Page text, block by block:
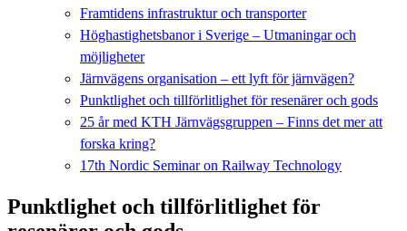
Framtidens infrastruktur och transporter
Höghastighetsbanor i Sverige – Utmaningar och
möjligheter
Järnvägens organisation – ett lyft för järnvägen?
Punktlighet och tillförlitlighet för resenärer och gods
25 år med KTH Järnvägsgruppen – Finns det mer att
forska kring?
17th Nordic Seminar on Railway Technology
Punktlighet och tillförlitlighet för